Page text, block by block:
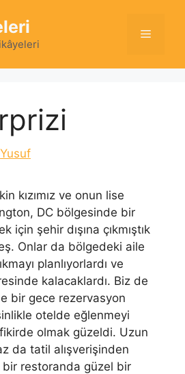
Menu
Yusuf
kızımız ve onun lise
DC bölgesinde bir
için şehir dışına çıkmıştık
Onlar da bölgedeki aile
planlıyorlardı ve
kalacaklardı. Biz de
bir gece rezervasyon
otelde eğlenmeyi
fikirde olmak güzeldi. Uzun
da tatil alışverişinden
restoranda güzel bir